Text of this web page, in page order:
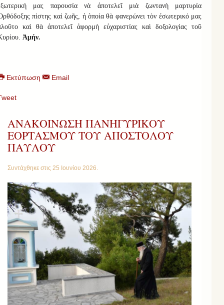
μας παρουσία νὰ ἀποτελεῖ μιὰ ζωντανὴ μαρτυρία
πίστης καί ζωῆς, ἡ ὁποία θὰ φανερώνει τὸν ἐσωτερικό μας
καὶ θὰ ἀποτελεῖ ἀφορμὴ εὐχαριστίας καὶ δοξολογίας τοῦ
Ἀμήν.
Εκτύπωση Email
ΑΝΑΚΟΙΝΩΣΗ ΠΑΝΗΓΥΡΙΚΟΥ
ΕΟΡΤΑΣΜΟΥ ΤΟΥ ΑΠΟΣΤΟΛΟΥ
ΠΑΥΛΟΥ
Συντάχθηκε στις 25 Ιουνίου 2026.